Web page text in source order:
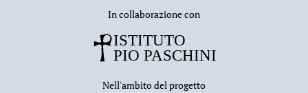
In collaborazione con
Nell'ambito del progetto